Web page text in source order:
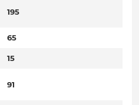
195
65
15
91